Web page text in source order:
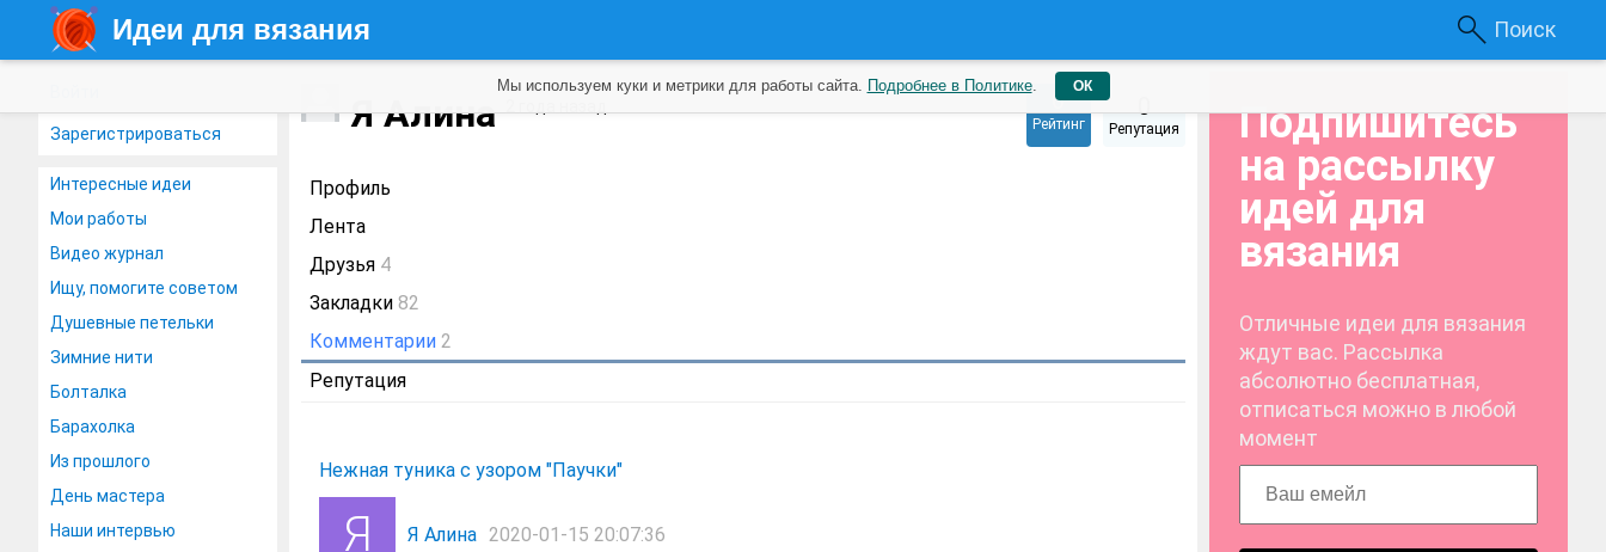
Идеи для вязания Поиск
Зарегистрироваться
Интересные идеи
Мои работы
Видео журнал
Ищу, помогите советом
Душевные петельки
Зимние нити
Болталка
Барахолка
Из прошлого
День мастера
Наши интервью
Я Алина 0
Рейтинг
0
Репутация
Профиль
Лента
Друзья 4
Закладки 82
Комментарии 2
Репутация
Нежная туника с узором "Паучки"
Я Алина 2020-01-15 20:07:36
Подпишитесь
на рассылку
идей для
вязания
Отличные идеи для вязания
ждут вас. Рассылка
абсолютно бесплатная,
отписаться можно в любой
момент
Мы используем куки и метрики для работы сайта. Подробнее в Политике. ОК